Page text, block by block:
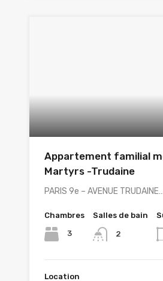
Appartement familial
Martyrs -Trudaine
PARIS 9e – AVENUE TRUDAINE…
Chambres
3
Salles de bain
2
Location